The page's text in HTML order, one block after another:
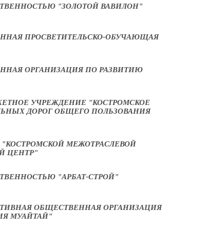
"ЗОЛОТОЙ ВАВИЛОН"
ПРОСВЕТИТЕЛЬСКО-ОБУЧАЮЩАЯ
ОРГАНИЗАЦИЯ ПО РАЗВИТИЮ
УЧРЕЖДЕНИЕ "КОСТРОМСКОЕ
ДОРОГ ОБЩЕГО ПОЛЬЗОВАНИЯ
МЕЖОТРАСЛЕВОЙ
ЦЕНТР"
"АРБАТ-СТРОЙ"
ОБЩЕСТВЕННАЯ ОРГАНИЗАЦИЯ
МУАЙТАЙ"